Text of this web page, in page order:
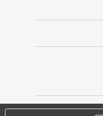
タイヤ点検・
クローク契約
本日のタイヤ履